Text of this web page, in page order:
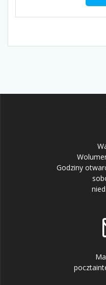
Godziny